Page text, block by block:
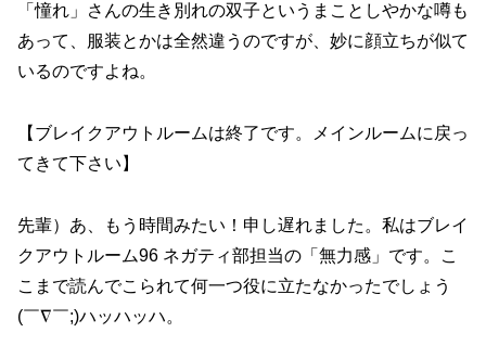
「憧れ」さんの生き別れの双子というまことしやかな噂も
あって、服装とかは全然違うのですが、妙に顔立ちが似て
いるのですよね。
【ブレイクアウトルームは終了です。メインルームに戻っ
てきて下さい】
先輩）あ、もう時間みたい！申し遅れました。私はブレイ
クアウトルーム96 ネガティ部担当の「無力感」です。こ
こまで読んでこられて何一つ役に立たなかったでしょう
(￣∇￣;)ハッハッハ。